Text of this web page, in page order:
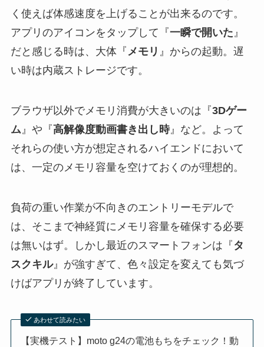
く使えば体感速度を上げることが出来るのです。
アプリのアイコンをタップして『一瞬で開いた』
だと感じる時は、大体『メモリ 』からの起動。遅
い時は内蔵ストレージです。
ブラウザ以外でメモリ消費が大きいのは『3Dゲー
ム』や『高解像度動画書き出し時』など。よって
それらの使い方が想定されるハイエンドにおいて
は、一定のメモリ容量を空けておくのが理想的。
負荷の重い作業が不向きのエントリーモデルで
は、そこまで神経質にメモリ容量を確保する必要
は無いはず。しかし最近のスマートフォンは『 タ
スクキル』が強すぎて、色々設定を変えても気づ
けばアプリが終了しています。
あわせて読みたい
【実機テスト】moto g24の電池もちをチェック！動